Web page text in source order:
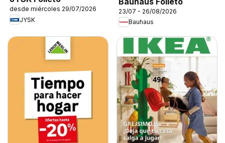
desde miércoles 29/07/2026
JYSK
23/07 - 26/08/2026
Bauhaus